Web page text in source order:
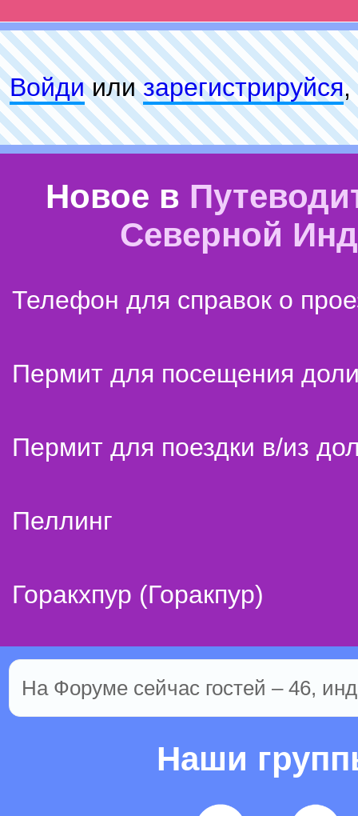
Войдиилизарeгиcтpируйся,
Новое в
Северной
Телефон для справок о
Пермит для посещения
Пермит для поездки в/из
Пеллинг
Горакхпур (Горакпур)
На Форуме сейчас гостей – 46,
Наши